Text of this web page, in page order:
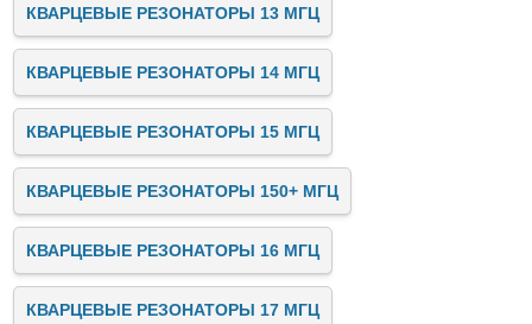
КВАРЦЕВЫЕ РЕЗОНАТОРЫ 13 МГЦ
КВАРЦЕВЫЕ РЕЗОНАТОРЫ 14 МГЦ
КВАРЦЕВЫЕ РЕЗОНАТОРЫ 15 МГЦ
КВАРЦЕВЫЕ РЕЗОНАТОРЫ 150+ МГЦ
КВАРЦЕВЫЕ РЕЗОНАТОРЫ 16 МГЦ
КВАРЦЕВЫЕ РЕЗОНАТОРЫ 17 МГЦ